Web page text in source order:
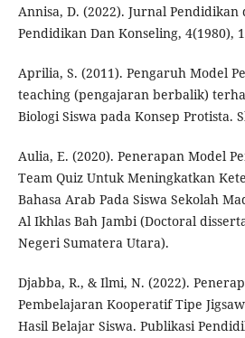
Annisa, D. (2022). Jurnal
Pendidikan Dan Konseling, 4(1980),
Aprilia, S. (2011). Pengaruh Model
teaching (pengajaran berbalik)
Biologi Siswa pada Konsep Protista.
Aulia, E. (2020). Penerapan Model
Team Quiz Untuk Meningkatkan
Bahasa Arab Pada Siswa Sekolah
Al Ikhlas Bah Jambi (Doctoral
Negeri Sumatera Utara).
Djabba, R., & Ilmi, N. (2022).
Pembelajaran Kooperatif Tipe
Hasil Belajar Siswa. Publikasi